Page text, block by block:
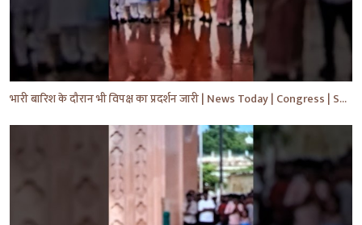
भारी बारिश के दौरान भी विपक्ष का प्रदर्शन जारी | News Today | Congress | Samajwadi | #shorts #yt